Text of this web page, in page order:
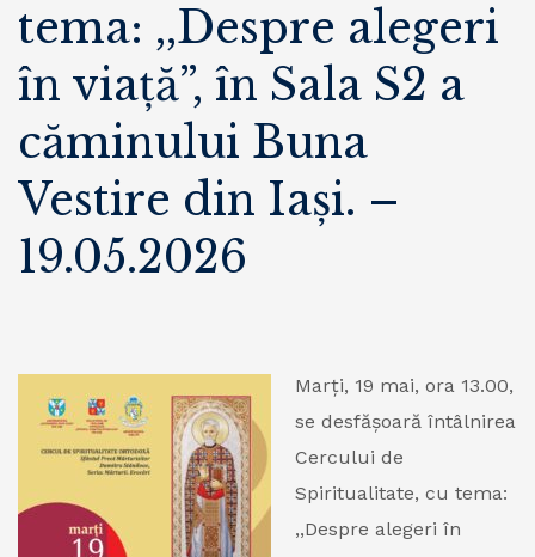
tema: ,,Despre alegeri
în viață”, în Sala S2 a
căminului Buna
Vestire din Iași. –
19.05.2026
Marți, 19 mai, ora 13.00,
se desfășoară întâlnirea
Cercului de
Spiritualitate, cu tema:
,,Despre alegeri în